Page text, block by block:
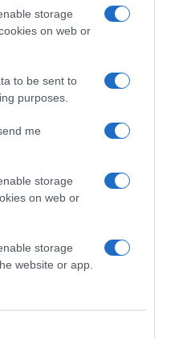
storage
on web or
to be sent to
purposes.
me
storage
on web or
storage
website or app.
a szívet